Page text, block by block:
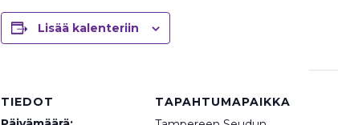
Lisää kalenteriin
TIEDOT
TAPAHTUMAPAIKKA